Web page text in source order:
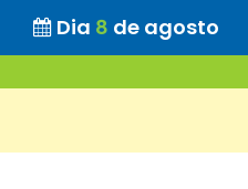
Dia 8 de agosto